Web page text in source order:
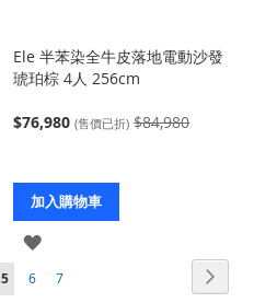
Ele 半苯染全牛皮落地電動沙發
琥珀棕 4人 256cm
$76,980 (售價已折) $84,980
加入購物車
登
入
頁
面
您
5
頁
6
頁
7